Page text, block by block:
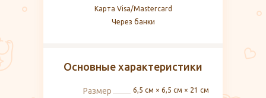
Карта Visa/Mastercard
Через банки
Основные характеристики
Размер 6,5 см × 6,5 см × 21 см